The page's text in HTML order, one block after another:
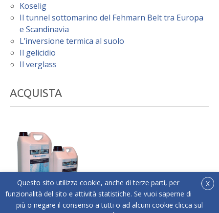
Koselig
Il tunnel sottomarino del Fehmarn Belt tra Europa
e Scandinavia
L’inversione termica al suolo
Il gelicidio
Il verglass
ACQUISTA
Acquista online Below Zero® l'antigelo liquido adatto
X
Questo sito utilizza cookie, anche di terze parti, per
funzionalità del sito e attività statistiche. Se vuoi saperne di
più o negare il consenso a tutti o ad alcuni cookie clicca sul